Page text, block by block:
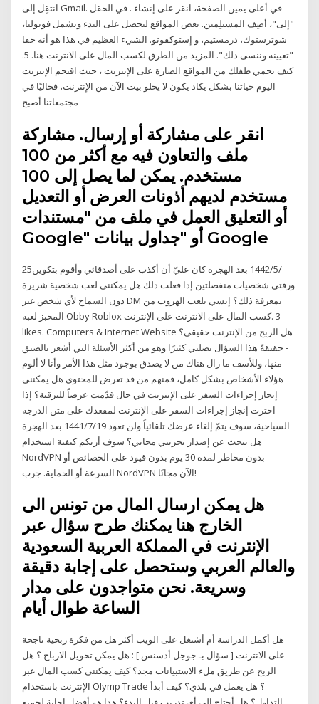
انتقِل إلى Gmail. في أعلى يمين الصفحة، انقر على إنشاء . في الحقل
"إلى"، أضِف المستلِمين. بعض المواقع لتحصل على البدء وتشمل فوتوليا،
شوترستوك، درمستيم، و إستوكفوتو. الشيء العظيم في هذا هو أنه حقا
"تعيينه وننسى ذلك". المزيد من الطرق لكسب المال على الانترنت هنا. 5.
كيف تحمي طفلك من المواقع الضارة على الإنترنت ، حيث اقتحم الإنترنت
اليوم حياتنا بشكل يكاد يكون لا يخلو بيت الآن من الإنترنت، فحاليًا في
مجتمعاتنا أصبح
انقر على مشاركة أو إرسال. مشاركة
ملف والتعاون فيه مع أكثر من 100
مستخدم. يمكن لما يصل إلى 100
مستخدم لديهم أذونات العرض أو التعديل
أو التعليق العمل في ملف من "مستندات
Google" أو "جداول بيانات Google
25‏‏/5‏‏/1442 بعد الهجرة كان عليّ أن أكذب على أصدقائي وأقوم بتكوين
ورقتي شخصيات منفصلتين إذا فعلت ذلك هل يمكنني لعب شخصية شريرة
دون السماح لأي شخص غير DM بمعرفة ذلك؟ إيسي تلعب الهروب من
المخبز لعبة Obby Roblox على الإنترنت ‎كسب المال على الانترنت‎. 3
likes. Computers & Internet Website هل الربح من الإنترنت حقيقي؟
- حقيقةً هذا السؤال يصلني كثيرًا وهو من أكثر الأسئلة التي أشعر بالضيق
منها، وللأسف ما زال هناك من لا يصدق بوجود مثل هذا الأمر وأنا لا ألوم
هؤلاء الأشخاص بشكل كامل، فمنهم من قد تعرض للمحتوى هل يمكنني
إنجاز إجراءات السفر على الإنترنت في حال قدّمت عرضاً للترقية؟ إذا
اخترت إنجاز إجراءات السفر على الإنترنت لمقعدك على متن الدرجة
السياحية، سوف يتمّ إلغاء عرضك تلقائياً ولن تعود 19‏‏/7‏‏/1441 بعد الهجرة
هل تبحث عن إصدار تجريبي مجاني؟ سوف أريكم كيفية استخدام
NordVPN بدون مخاطر لمدة 30 يوم بدون قيود على الخصائص أو
السرعة أو الحماية. جرب NordVPN الآن مجانًا!
هل يمكن ارسال المال من تونس الى
الخارج هنا يمكنك طرح سؤال عبر
الإنترنت في المملكة العربية السعودية
والعالم العربي وستحصل على إجابة دقيقة
وسريعة. نحن متواجدون على مدار
الساعة طوال أيام
هل أكمل الدراسة أم أشتغل على الويب أكثر هل من فكرة ربحية ناجحة
على الانترنت [ سؤال بـ جوجل أدسنس ] : هل يمكن تحويل الارباح ؟ هل
الربح عن طريق ملء الاستبيانات مجد؟ كيف يمكنني كسب المال عبر
الإنترنت باستخدام Olymp Trade ؟ هل يعمل في بلدي؟ كيف أبدأ